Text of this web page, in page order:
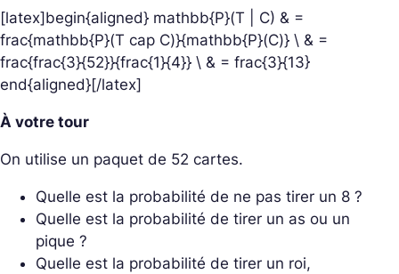
[latex]begin{aligned} mathbb{P}(T | C) & =
frac{mathbb{P}(T cap C)}{mathbb{P}(C)} \ & =
frac{frac{3}{52}}{frac{1}{4}} \ & = frac{3}{13}
end{aligned}[/latex]
À votre tour
On utilise un paquet de 52 cartes.
Quelle est la probabilité de ne pas tirer un 8 ?
Quelle est la probabilité de tirer un as ou un
pique ?
Quelle est la probabilité de tirer un roi,